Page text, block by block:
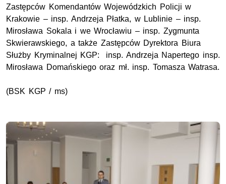
Zastępców Komendantów Wojewódzkich Policji w
Krakowie – insp. Andrzeja Płatka, w Lublinie – insp.
Mirosława Sokala i we Wrocławiu – insp. Zygmunta
Skwierawskiego, a także Zastępców Dyrektora Biura
Służby Kryminalnej KGP: insp. Andrzeja Napertego insp.
Mirosława Domańskiego oraz mł. insp. Tomasza Watrasa.
(BSK KGP / ms)